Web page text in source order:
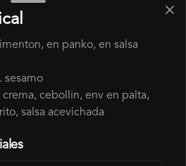
en panko, en salsa
sesamo
crema, cebollin, env en palta,
salsa acevichada